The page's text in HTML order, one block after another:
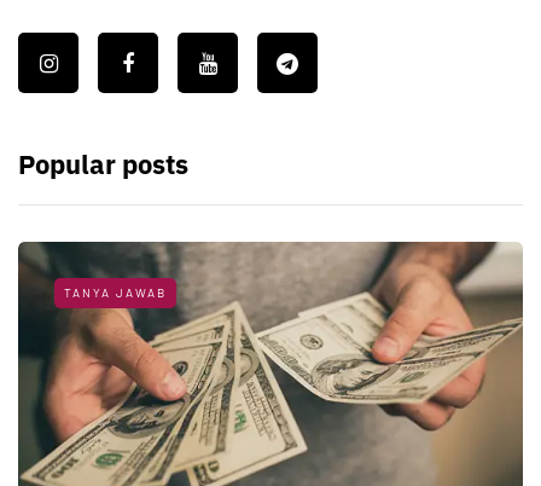
Popular posts
TANYA JAWAB